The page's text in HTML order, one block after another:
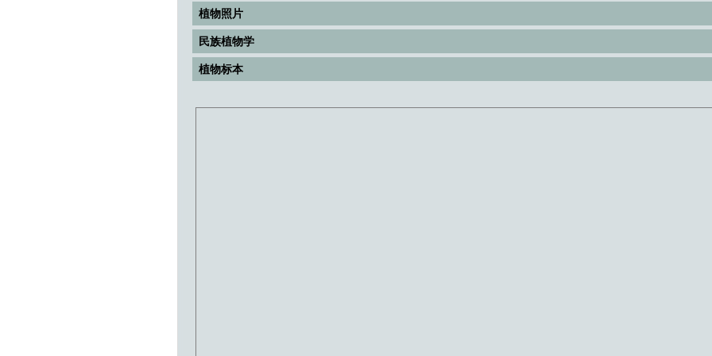
植物照片
民族植物学
植物标本